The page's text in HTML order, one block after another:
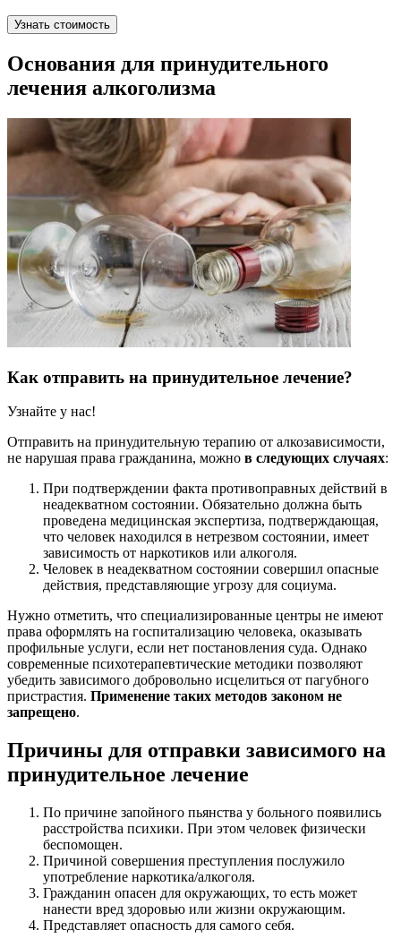
Узнать стоимость
Основания для принудительного
лечения алкоголизма
Как отправить на принудительное лечение?
Узнайте у нас!
Отправить на принудительную терапию от алкозависимости,
не нарушая права гражданина, можно в следующих случаях:
При подтверждении факта противоправных действий в
неадекватном состоянии. Обязательно должна быть
проведена медицинская экспертиза, подтверждающая,
что человек находился в нетрезвом состоянии, имеет
зависимость от наркотиков или алкоголя.
Человек в неадекватном состоянии совершил опасные
действия, представляющие угрозу для социума.
Нужно отметить, что специализированные центры не имеют
права оформлять на госпитализацию человека, оказывать
профильные услуги, если нет постановления суда. Однако
современные психотерапевтические методики позволяют
убедить зависимого добровольно исцелиться от пагубного
пристрастия. Применение таких методов законом не
запрещено.
Причины для отправки зависимого на
принудительное лечение
По причине запойного пьянства у больного появились
расстройства психики. При этом человек физически
беспомощен.
Причиной совершения преступления послужило
употребление наркотика/алкоголя.
Гражданин опасен для окружающих, то есть может
нанести вред здоровью или жизни окружающим.
Представляет опасность для самого себя.